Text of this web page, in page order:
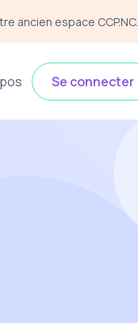
ancien espace CCP.NC.
Se connecter